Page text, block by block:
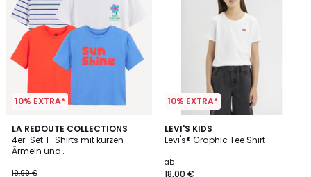
10% EXTRA*
LA REDOUTE COLLECTIONS
4er-Set T-Shirts mit kurzen
Ärmeln und
19,99 €
5
/
5
10% EXTRA*
LEVI'S KIDS
Levi's® Graphic Tee Shirt
ab
18,00 €
5
/
2
Farben